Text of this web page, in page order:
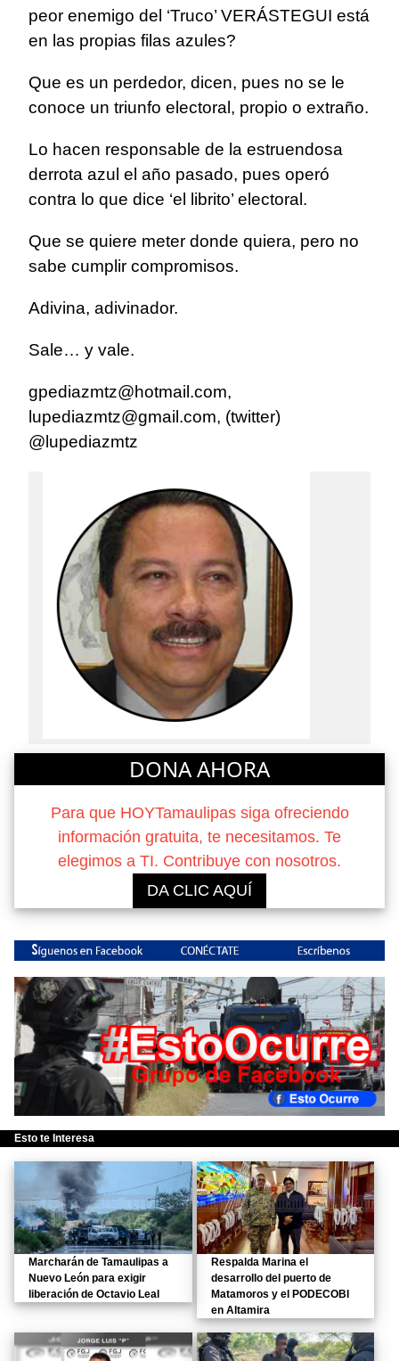
peor enemigo del ‘Truco’ VERÁSTEGUI está
en las propias filas azules?
Que es un perdedor, dicen, pues no se le
conoce un triunfo electoral, propio o extraño.
Lo hacen responsable de la estruendosa
derrota azul el año pasado, pues operó
contra lo que dice ‘el librito’ electoral.
Que se quiere meter donde quiera, pero no
sabe cumplir compromisos.
Adivina, adivinador.
Sale… y vale.
gpediazmtz@hotmail.com,
lupediazmtz@gmail.com, (twitter)
@lupediazmtz
DONA AHORA
Para que HOYTamaulipas siga ofreciendo
información gratuita, te necesitamos. Te
elegimos a TI. Contribuye con nosotros.
DA CLIC AQUÍ
Esto te Interesa
Marcharán de Tamaulipas a
Nuevo León para exigir
liberación de Octavio Leal
Respalda Marina el
desarrollo del puerto de
Matamoros y el PODECOBI
en Altamira